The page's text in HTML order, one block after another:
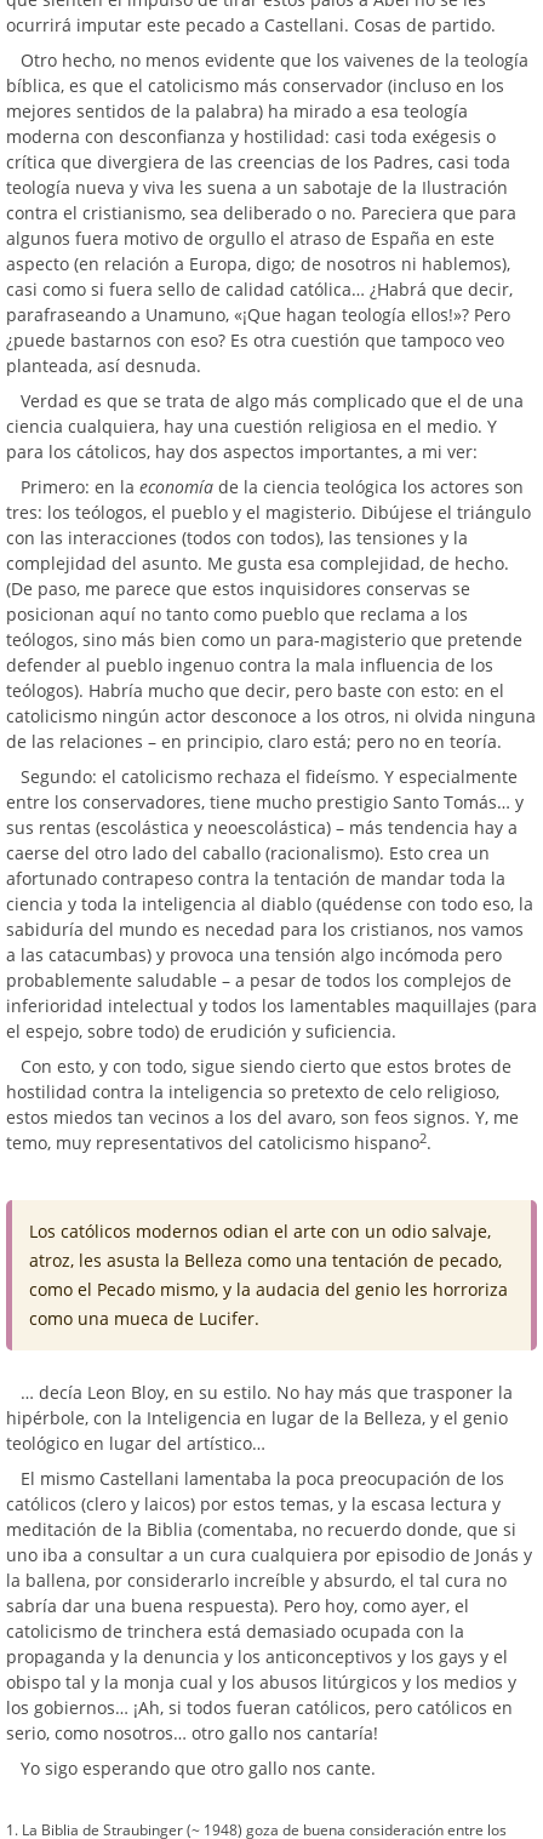
ocurrirá imputar este pecado a Castellani. Cosas de partido.
Otro hecho, no menos evidente que los vaivenes de la teología
bíblica, es que el catolicismo más conservador (incluso en los
mejores sentidos de la palabra) ha mirado a esa teología
moderna con desconfianza y hostilidad: casi toda exégesis o
crítica que divergiera de las creencias de los Padres, casi toda
teología nueva y viva les suena a un sabotaje de la Ilustración
contra el cristianismo, sea deliberado o no. Pareciera que para
algunos fuera motivo de orgullo el atraso de España en este
aspecto (en relación a Europa, digo; de nosotros ni hablemos),
casi como si fuera sello de calidad católica… ¿Habrá que decir,
parafraseando a Unamuno, «¡Que hagan teología ellos!»? Pero
¿puede bastarnos con eso? Es otra cuestión que tampoco veo
planteada, así desnuda.
Verdad es que se trata de algo más complicado que el de una
ciencia cualquiera, hay una cuestión religiosa en el medio. Y
para los cátolicos, hay dos aspectos importantes, a mi ver:
Primero: en la economía de la ciencia teológica los actores son
tres: los teólogos, el pueblo y el magisterio. Dibújese el triángulo
con las interacciones (todos con todos), las tensiones y la
complejidad del asunto. Me gusta esa complejidad, de hecho.
(De paso, me parece que estos inquisidores conservas se
posicionan aquí no tanto como pueblo que reclama a los
teólogos, sino más bien como un para-magisterio que pretende
defender al pueblo ingenuo contra la mala influencia de los
teólogos). Habría mucho que decir, pero baste con esto: en el
catolicismo ningún actor desconoce a los otros, ni olvida ninguna
de las relaciones – en principio, claro está; pero no en teoría.
Segundo: el catolicismo rechaza el fideísmo. Y especialmente
entre los conservadores, tiene mucho prestigio Santo Tomás… y
sus rentas (escolástica y neoescolástica) – más tendencia hay a
caerse del otro lado del caballo (racionalismo). Esto crea un
afortunado contrapeso contra la tentación de mandar toda la
ciencia y toda la inteligencia al diablo (quédense con todo eso, la
sabiduría del mundo es necedad para los cristianos, nos vamos
a las catacumbas) y provoca una tensión algo incómoda pero
probablemente saludable – a pesar de todos los complejos de
inferioridad intelectual y todos los lamentables maquillajes (para
el espejo, sobre todo) de erudición y suficiencia.
Con esto, y con todo, sigue siendo cierto que estos brotes de
hostilidad contra la inteligencia so pretexto de celo religioso,
estos miedos tan vecinos a los del avaro, son feos signos. Y, me
temo, muy representativos del catolicismo hispano2.
Los católicos modernos odian el arte con un odio salvaje,
atroz, les asusta la Belleza como una tentación de pecado,
como el Pecado mismo, y la audacia del genio les horroriza
como una mueca de Lucifer.
… decía Leon Bloy, en su estilo. No hay más que trasponer la
hipérbole, con la Inteligencia en lugar de la Belleza, y el genio
teológico en lugar del artístico…
El mismo Castellani lamentaba la poca preocupación de los
católicos (clero y laicos) por estos temas, y la escasa lectura y
meditación de la Biblia (comentaba, no recuerdo donde, que si
uno iba a consultar a un cura cualquiera por episodio de Jonás y
la ballena, por considerarlo increíble y absurdo, el tal cura no
sabría dar una buena respuesta). Pero hoy, como ayer, el
catolicismo de trinchera está demasiado ocupada con la
propaganda y la denuncia y los anticonceptivos y los gays y el
obispo tal y la monja cual y los abusos litúrgicos y los medios y
los gobiernos… ¡Ah, si todos fueran católicos, pero católicos en
serio, como nosotros… otro gallo nos cantaría!
Yo sigo esperando que otro gallo nos cante.
1. La Biblia de Straubinger (~ 1948) goza de buena consideración entre los